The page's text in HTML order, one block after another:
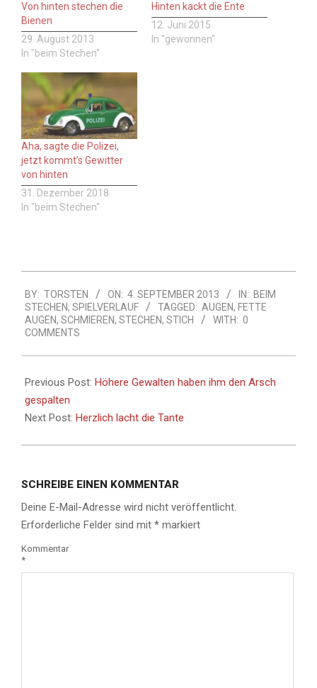
Von hinten stechen die
Bienen
29. August 2013
In "beim Stechen"
Hinten kackt die Ente
12. Juni 2015
In "gewonnen"
Aha, sagte die Polizei,
jetzt kommt’s Gewitter
von hinten
31. Dezember 2018
In "beim Stechen"
09-
04
BY: TORSTEN ON: 4. SEPTEMBER 2013 IN: BEIM
STECHEN, SPIELVERLAUF TAGGED: AUGEN, FETTE
AUGEN, SCHMIEREN, STECHEN, STICH WITH: 0
COMMENTS
Previous Post: Höhere Gewalten haben ihm den Arsch
gespalten
Next Post: Herzlich lacht die Tante
SCHREIBE EINEN KOMMENTAR
Deine E-Mail-Adresse wird nicht veröffentlicht.
Erforderliche Felder sind mit * markiert
Kommentar
*